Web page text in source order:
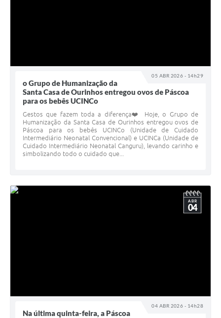
05 ABR 2026 - 14h29
o Grupo de Humanização da
Santa Casa de Ourinhos entregou ovos de Páscoa
para os bebês UCINCo
Gestos que fazem toda a diferença❤️ Hoje, o Grupo de
Humanização da Santa Casa de Ourinhos entregou ovos de
Páscoa para os bebês UCINCo (Unidade de Cuidado
Intermediário Neonatal Convencional) e UCINCa (Unidade de
Cuidado Intermediário Neonatal Canguru), levando carinho e
simbolizando todo o cuidado que...
04 ABR 2026 - 14h28
ABR
04
Na última quinta-feira, a Páscoa